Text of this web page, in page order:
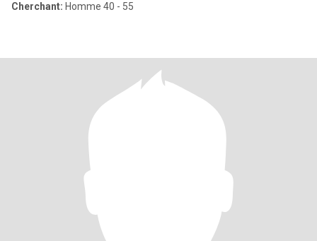
Cherchant: Homme 40 - 55